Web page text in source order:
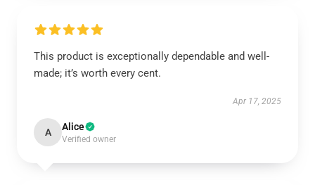
This product is exceptionally dependable and well-
made; it’s worth every cent.
Apr 17, 2025
A Alice
Verified owner